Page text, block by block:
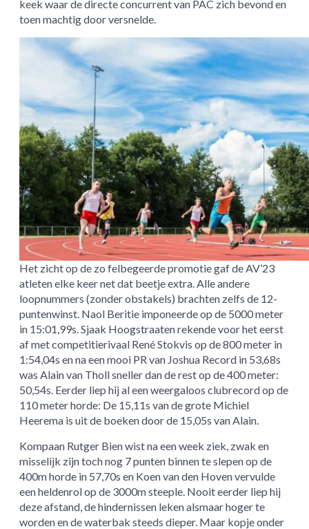
keek waar de directe concurrent van PAC zich bevond en
toen machtig door versnelde.
Het zicht op de zo felbegeerde promotie gaf de AV’23
atleten elke keer net dat beetje extra. Alle andere
loopnummers (zonder obstakels) brachten zelfs de 12-
puntenwinst. Naol Beritie imponeerde op de 5000 meter
in 15:01,99s. Sjaak Hoogstraaten rekende voor het eerst
af met competitierivaal René Stokvis op de 800 meter in
1:54,04s en na een mooi PR van Joshua Record in 53,68s
was Alain van Tholl sneller dan de rest op de 400 meter:
50,54s. Eerder liep hij al een weergaloos clubrecord op de
110 meter horde: De 15,11s van de grote Michiel
Heerema is uit de boeken door de 15,05s van Alain.
Kompaan Rutger Bien wist na een week ziek, zwak en
misselijk zijn toch nog 7 punten binnen te slepen op de
400m horde in 57,70s en Koen van den Hoven vervulde
een heldenrol op de 3000m steeple. Nooit eerder liep hij
deze afstand, de hindernissen leken alsmaar hoger te
worden en de waterbak steeds dieper. Maar kopje onder